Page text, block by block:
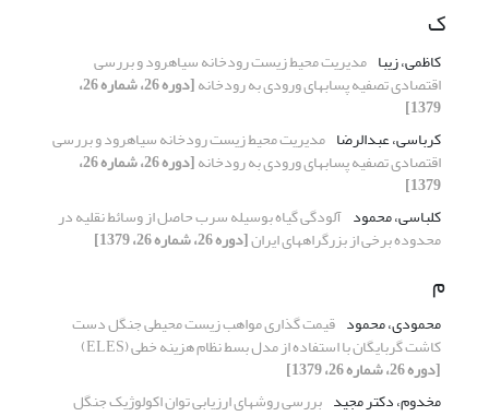
ک
کاظمی، زیبا مدیریت محیط زیست رودخانه سیاهرود و بررسی
اقتصادی تصفیه پسابهای ورودی به رودخانه [دوره 26، شماره 26،
1379]
کرباسی، عبدالرضا مدیریت محیط زیست رودخانه سیاهرود و بررسی
اقتصادی تصفیه پسابهای ورودی به رودخانه [دوره 26، شماره 26،
1379]
کلباسی، محمود آلودگی گیاه بوسیله سرب حاصل از وسائط نقلیه در
محدوده برخی از بزرگراههای ایران[دوره 26، شماره 26، 1379]
م
محمودی، محمود قیمت گذاری مواهب زیست محیطی جنگل دست
کاشت گربایگان با استفاده از مدل بسط نظام هزینه خطی (ELES)
[دوره 26، شماره 26، 1379]
مخدوم، دکتر مجید بررسی روشهای ارزیابی توان اکولوژیک جنگل